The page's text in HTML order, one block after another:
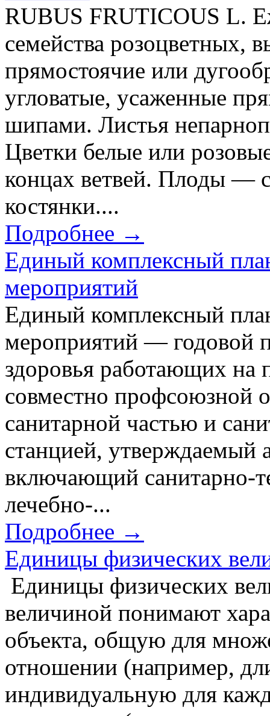
RUBUS FRUTICOUS L.
семейства розоцветных,
прямостоячие или
угловатые, усаженные
шипами. Листья
Цветки белые или
концах ветвей. Плоды —
костянки....
Подробнее →
Единый комплексный
мероприятий
Единый комплексный
мероприятий — годовой
здоровья работающих на
совместно профсоюзной
санитарной частью и
станцией, утверждаемый
включающий санитарно-
лечебно-...
Подробнее →
Единицы физических
Единицы физических
величиной понимают
объекта, общую для
отношении (например,
индивидуальную для